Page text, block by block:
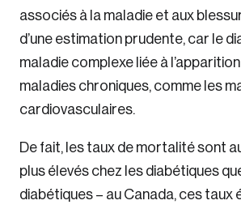
associés à la maladie et aux
d’une estimation prudente, car le
maladie complexe liée à
maladies chroniques, comme les
cardiovasculaires.
De fait, les taux de mortalité sont
plus élevés chez les diabétiques
diabétiques – au Canada, ces taux